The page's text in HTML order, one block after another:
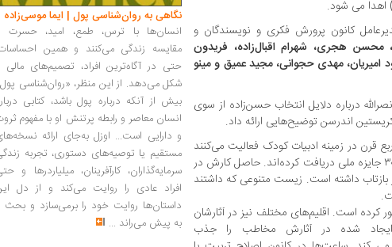
کانون پرورش فکری و نویسندگان و
محسن هجری، شهرام اقبال‌زاده، فریدون
امیریان، مهدی حجوانی، مجید عمیق و مینو
درباره دلایل انتخاب حسن‌زاده از سوی
اندرسن توضیح‌هایی ارائه داد.
قرن در زمینه ادبیات کودک فعالیت می‌کنند
و آثارشان کیفیت بالایی دارند. ایشان ۳۰ جایزه ملی دریافت کرده‌اند. حاصل کارش در
کشور بازتاب داشته است. زیست متنوعی که داشتند
کرده است. اقلیم‌های مختلف نیز در آثارشان
شده در آثارش مخاطب را جذب
نگاهی به روان‌شناسی پول | ایما موسی‌زاده
انسان‌ها با ترس، طمع، امید، حسرت
مقایسه زندگی می‌کنند و همین
حتی در آگاه‌ترین افراد، تصمیم‌های مالی
شکل می‌دهد. از این منظر، «روان‌شناسی
بیش از آنکه درباره پول باشد، کتابی
انسان معاصر و رابطه پرتنش او با مفهوم
و دارایی است... اوزل به‌جای ارائه
مستقیم یا توصیه‌های دستوری، تجربه
سرمایه‌گذاران، کارآفرینان، میلیاردرها و
افراد عادی را روایت می‌کند و از دل
داستان‌ها روایت خود را برمی‌سازد و بحث
به پیش می‌راند ...